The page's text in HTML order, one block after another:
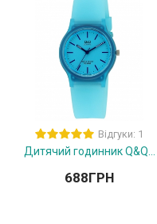
Відгуки: 1
Дитячий годинник Q&Q...
688ГРН